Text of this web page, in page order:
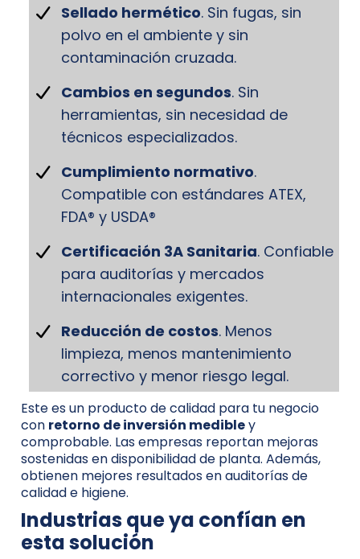
Sellado hermético. Sin fugas, sin
polvo en el ambiente y sin
contaminación cruzada.
Cambios en segundos. Sin
herramientas, sin necesidad de
técnicos especializados.
Cumplimiento normativo.
Compatible con estándares ATEX,
FDA® y USDA®
Certificación 3A Sanitaria. Confiable
para auditorías y mercados
internacionales exigentes.
Reducción de costos. Menos
limpieza, menos mantenimiento
correctivo y menor riesgo legal.
Este es un producto de calidad para tu negocio
con retorno de inversión medibley
comprobable. Las empresas reportan mejoras
sostenidas en disponibilidad de planta. Además,
obtienen mejores resultados en auditorías de
calidad e higiene.
Industrias que ya confían en
esta solución